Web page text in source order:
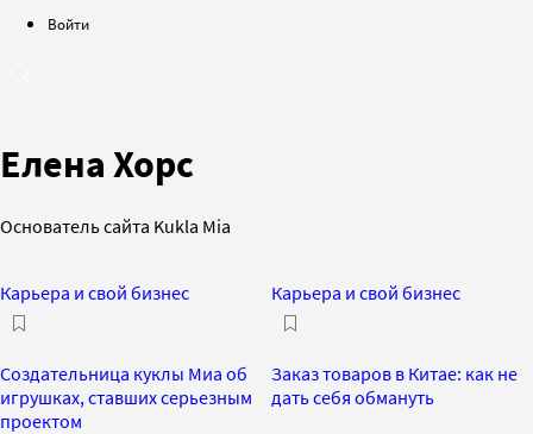
Войти
Елена Хорс
Основатель сайта Kukla Mia
Карьера и свой бизнес
Создательница куклы Миа об
игрушках, ставших серьезным
проектом
Карьера и свой бизнес
Заказ товаров в Китае: как не
дать себя обмануть